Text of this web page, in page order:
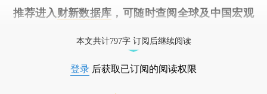
推荐进入 财新数据库 ，可随时查阅全球及中国宏观
本文共计797字 订阅后继续阅读
登录 后获取已订阅的阅读权限